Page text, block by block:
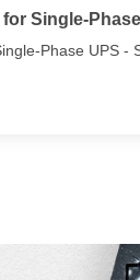
Single-
Phase UPS